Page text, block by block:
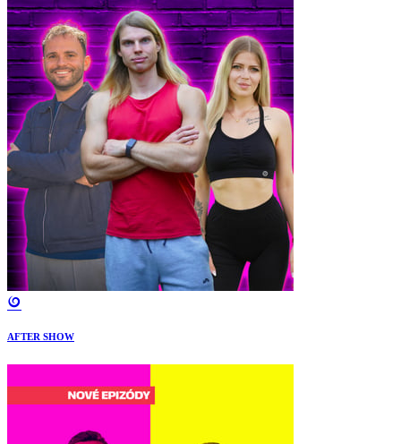
AFTER SHOW